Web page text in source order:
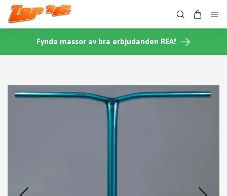
Fynda massor av bra erbjudanden REA!